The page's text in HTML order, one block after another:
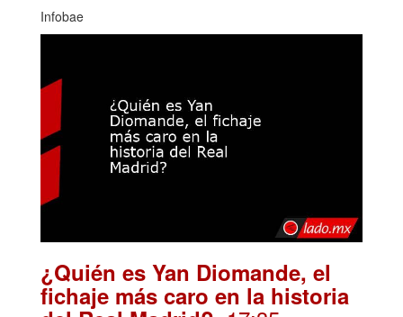
Infobae
¿Quién es Yan Diomande, el
fichaje más caro en la historia